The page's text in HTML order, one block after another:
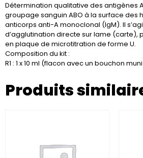
Détermination qualitative des antigènes
groupage sanguin ABO à la surface des
anticorps anti-A monoclonal (IgM). Il
d’agglutination directe sur lame (carte),
en plaque de microtitration de forme U.
Composition du kit :
R1 : 1 x 10 ml (flacon avec un bouchon
Produits